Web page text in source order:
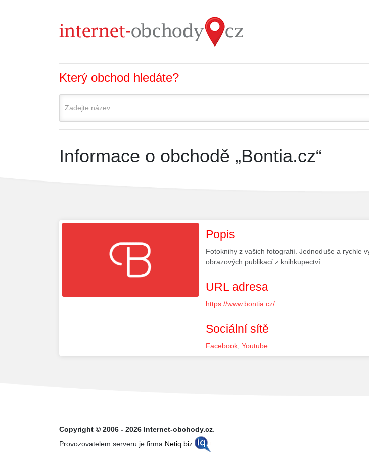
Který obchod hledáte?
Informace o obchodě „Bontia.cz“
Popis
Fotoknihy z vašich fotografií. Jednoduše a rychle
obrazových publikací z knihkupectví.
URL adresa
https://www.bontia.cz/
Sociální sítě
Facebook, Youtube
Copyright © 2006 - 2026 Internet-obchody.cz.
Provozovatelem serveru je firma Netiq.biz